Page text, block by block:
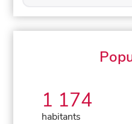
1 174
habitants